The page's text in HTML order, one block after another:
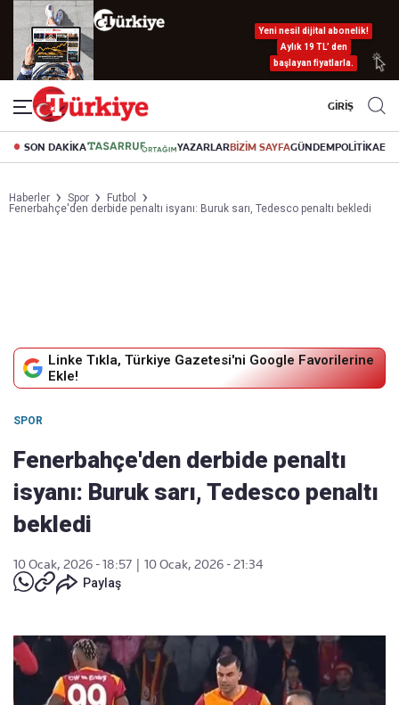
Yeni nesil dijital abonelik!
Aylık 19 TL’ den
başlayan fiyatlarla.
GİRİŞ
SON DAKİKA YAZARLARBİZİM SAYFAGÜNDEMPOLİTİKA
Haberler Spor
Futbol
Fenerbahçe'den derbide penaltı isyanı: Buruk sarı, Tedesco penaltı bekledi
Linke Tıkla, Türkiye Gazetesi'ni Google Favorilerine
Ekle!
SPOR
Fenerbahçe'den derbide penaltı
isyanı: Buruk sarı, Tedesco penaltı
bekledi
10 Ocak, 2026 - 18:57
10 Ocak, 2026 - 21:34
Paylaş